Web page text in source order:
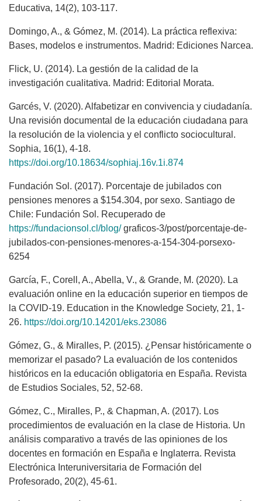
Educativa, 14(2), 103-117.
Domingo, A., & Gómez, M. (2014). La práctica reflexiva:
Bases, modelos e instrumentos. Madrid: Ediciones Narcea.
Flick, U. (2014). La gestión de la calidad de la
investigación cualitativa. Madrid: Editorial Morata.
Garcés, V. (2020). Alfabetizar en convivencia y ciudadanía.
Una revisión documental de la educación ciudadana para
la resolución de la violencia y el conflicto sociocultural.
Sophia, 16(1), 4-18.
https://doi.org/10.18634/sophiaj.16v.1i.874
Fundación Sol. (2017). Porcentaje de jubilados con
pensiones menores a $154.304, por sexo. Santiago de
Chile: Fundación Sol. Recuperado de
https://fundacionsol.cl/blog/graficos-3/post/porcentaje-de-
jubilados-con-pensiones-menores-a-154-304-porsexo-
6254
García, F., Corell, A., Abella, V., & Grande, M. (2020). La
evaluación online en la educación superior en tiempos de
la COVID-19. Education in the Knowledge Society, 21, 1-
26. https://doi.org/10.14201/eks.23086
Gómez, G., & Miralles, P. (2015). ¿Pensar históricamente o
memorizar el pasado? La evaluación de los contenidos
históricos en la educación obligatoria en España. Revista
de Estudios Sociales, 52, 52-68.
Gómez, C., Miralles, P., & Chapman, A. (2017). Los
procedimientos de evaluación en la clase de Historia. Un
análisis comparativo a través de las opiniones de los
docentes en formación en España e Inglaterra. Revista
Electrónica Interuniversitaria de Formación del
Profesorado, 20(2), 45-61.